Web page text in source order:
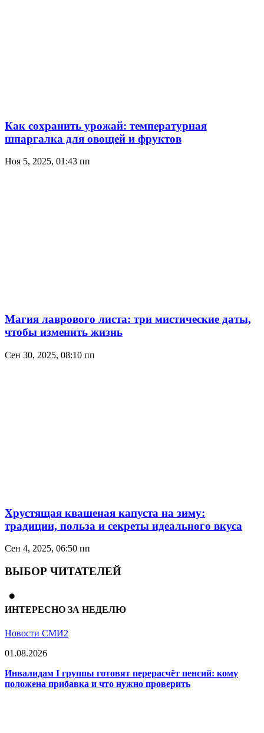
Как сохранить урожай: температурная
шпаргалка для овощей и фруктов
Ноя 5, 2025, 01:43 пп
Магия лаврового листа: три мистические даты,
чтобы изменить жизнь
Сен 30, 2025, 08:10 пп
Хрустящая квашеная капуста на зиму:
традиции, польза и секреты идеального вкуса
Сен 4, 2025, 06:50 пп
ВЫБОР ЧИТАТЕЛЕЙ
ИНТЕРЕСНО ЗА НЕДЕЛЮ
Новости СМИ2
01.08.2026
Инвалидам I группы готовят перерасчёт пенсий: кому
положена прибавка и что нужно проверить